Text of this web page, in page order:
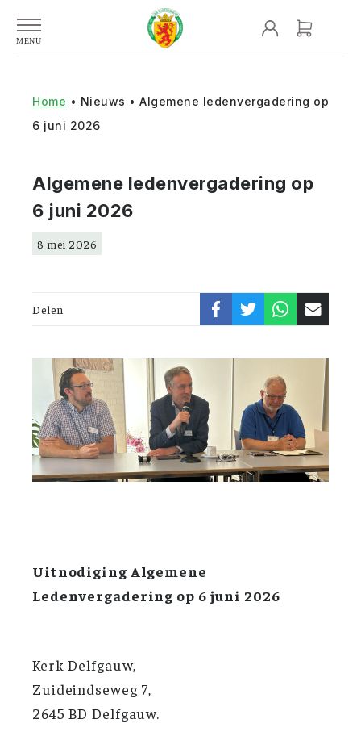
Home • Nieuws • Algemene ledenvergadering op
6 juni 2026
Algemene ledenvergadering op
6 juni 2026
8 mei 2026
Delen
Uitnodiging Algemene
Ledenvergadering op 6 juni 2026
Kerk Delfgauw,
Zuideindseweg 7,
2645 BD Delfgauw.